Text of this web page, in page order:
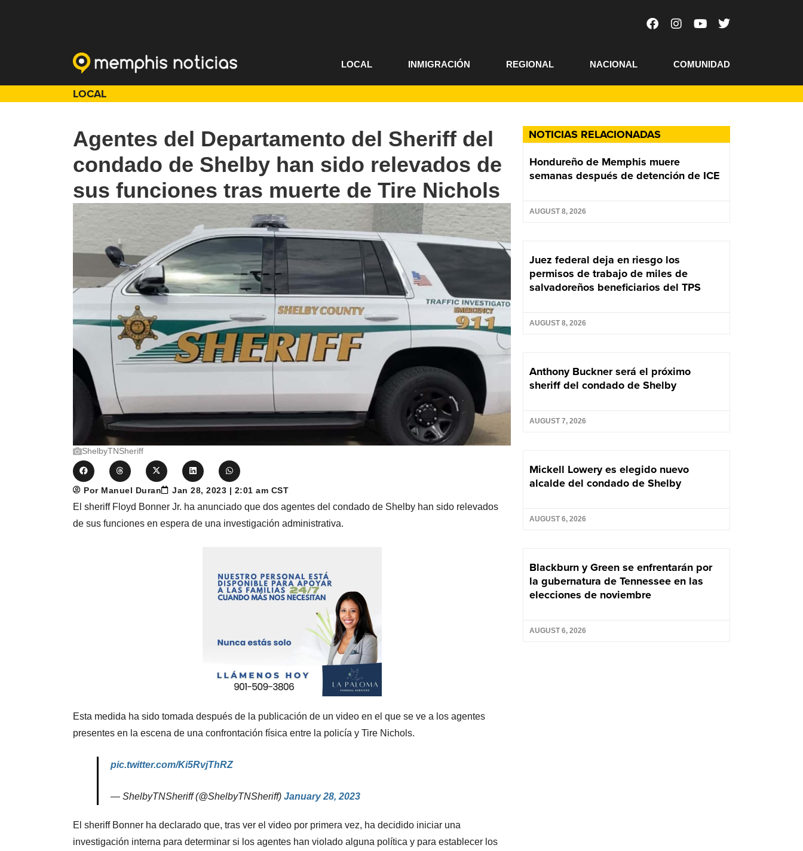
LOCAL INMIGRACIÓN REGIONAL NACIONAL COMUNIDAD
LOCAL
NOTICIAS RELACIONADAS
Hondureño de Memphis muere
semanas después de detención de ICE
AUGUST 8, 2026
Juez federal deja en riesgo los
permisos de trabajo de miles de
salvadoreños beneficiarios del TPS
AUGUST 8, 2026
Anthony Buckner será el próximo
sheriff del condado de Shelby
AUGUST 7, 2026
Mickell Lowery es elegido nuevo
alcalde del condado de Shelby
AUGUST 6, 2026
Blackburn y Green se enfrentarán por
la gubernatura de Tennessee en las
elecciones de noviembre
AUGUST 6, 2026
Agentes del Departamento del Sheriff del
condado de Shelby han sido relevados de
sus funciones tras muerte de Tire Nichols
ShelbyTNSheriff
Por Manuel Duran Jan 28, 2023 | 2:01 am CST
El sheriff Floyd Bonner Jr. ha anunciado que dos agentes del condado de Shelby han sido relevados
de sus funciones en espera de una investigación administrativa.
Esta medida ha sido tomada después de la publicación de un video en el que se ve a los agentes
presentes en la escena de una confrontación física entre la policía y Tire Nichols.
pic.twitter.com/Ki5RvjThRZ
— ShelbyTNSheriff (@ShelbyTNSheriff)January 28, 2023
El sheriff Bonner ha declarado que, tras ver el video por primera vez, ha decidido iniciar una
investigación interna para determinar si los agentes han violado alguna política y para establecer los